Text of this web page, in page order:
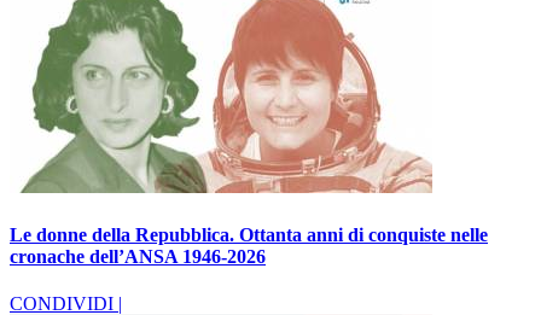
Le donne della Repubblica. Ottanta anni di conquiste nelle
cronache dell’ANSA 1946-2026
CONDIVIDI |